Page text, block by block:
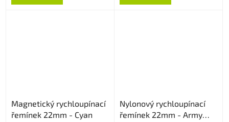
Magnetický rychloupínací
řemínek 22mm - Cyan
Nylonový rychloupínací
řemínek 22mm - Army